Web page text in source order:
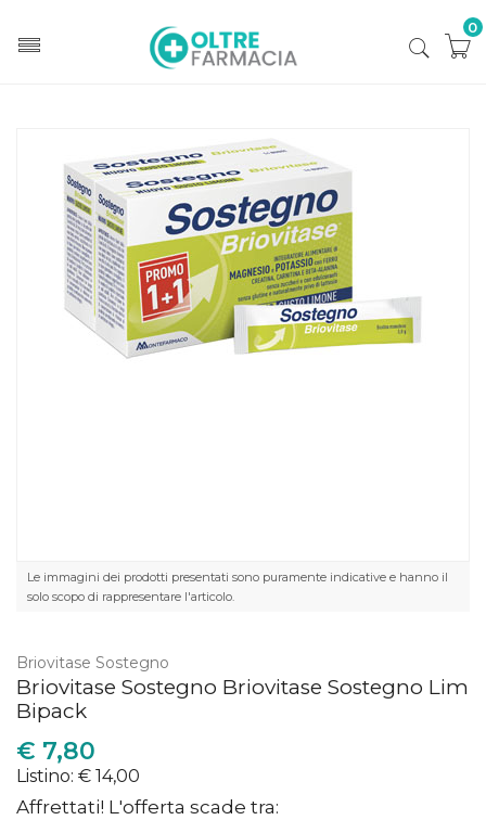
0
Le immagini dei prodotti presentati sono puramente indicative e hanno il
solo scopo di rappresentare l'articolo.
Briovitase Sostegno
Briovitase Sostegno Briovitase Sostegno Lim
Bipack
€ 7,80
Listino: € 14,00
Affrettati! L'offerta scade tra: